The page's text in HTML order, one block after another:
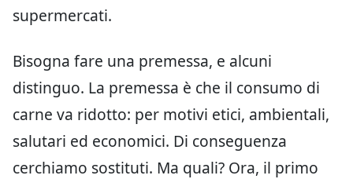
supermercati.
Bisogna fare una premessa, e alcuni
distinguo. La premessa è che il consumo di
carne va ridotto: per motivi etici, ambientali,
salutari ed economici. Di conseguenza
cerchiamo sostituti. Ma quali? Ora, il primo